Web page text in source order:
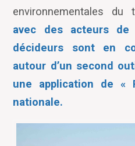
environnementales du
avec des acteurs
décideurs sont en
autour d’un second
une application de «
nationale.